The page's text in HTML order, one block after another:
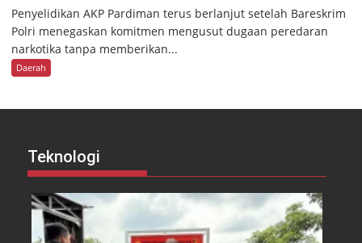
Penyelidikan AKP Pardiman terus berlanjut setelah Bareskrim
Polri menegaskan komitmen mengusut dugaan peredaran
narkotika tanpa memberikan...
Daerah
Teknologi